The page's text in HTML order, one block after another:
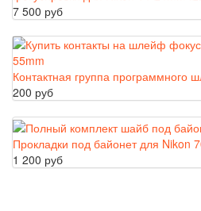
7 500 руб
Контактная группа программного
200 руб
Прокладки под байонет для Nikon
1 200 руб